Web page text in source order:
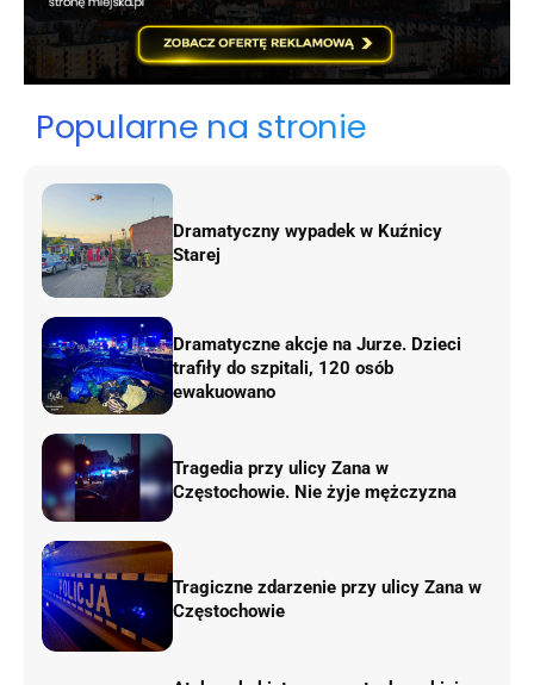
Popularne na stronie
Dramatyczny wypadek w Kuźnicy
Starej
Dramatyczne akcje na Jurze. Dzieci
trafiły do szpitali, 120 osób
ewakuowano
Tragedia przy ulicy Zana w
Częstochowie. Nie żyje mężczyzna
Tragiczne zdarzenie przy ulicy Zana w
Częstochowie